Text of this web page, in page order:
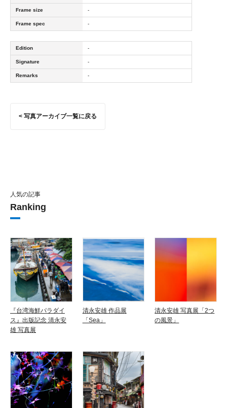
Frame size -
Frame spec -
Edition -
Signature -
Remarks -
< 写真アーカイブ一覧に戻る
人気の記事
Ranking
『台湾海鮮パラダイ
ス』出版記念 清永安
雄 写真展
清永安雄 作品展
「Sea」
清永安雄 写真展「2つ
の風景」